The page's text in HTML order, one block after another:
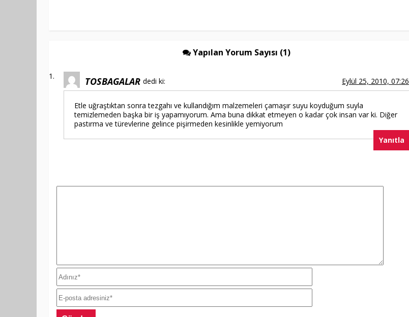
Yapılan Yorum Sayısı (1)
TOSBAGALAR dedi ki: Eylül 25, 2010, 07:26
Etle uğraştıktan sonra tezgahı ve kullandığım malzemeleri çamaşır suyu koyduğum suyla
temizlemeden başka bir iş yapamıyorum. Ama buna dikkat etmeyen o kadar çok insan var ki. Diğer
pastırma ve türevlerine gelince pişirmeden kesinlikle yemiyorum
Yanıtla